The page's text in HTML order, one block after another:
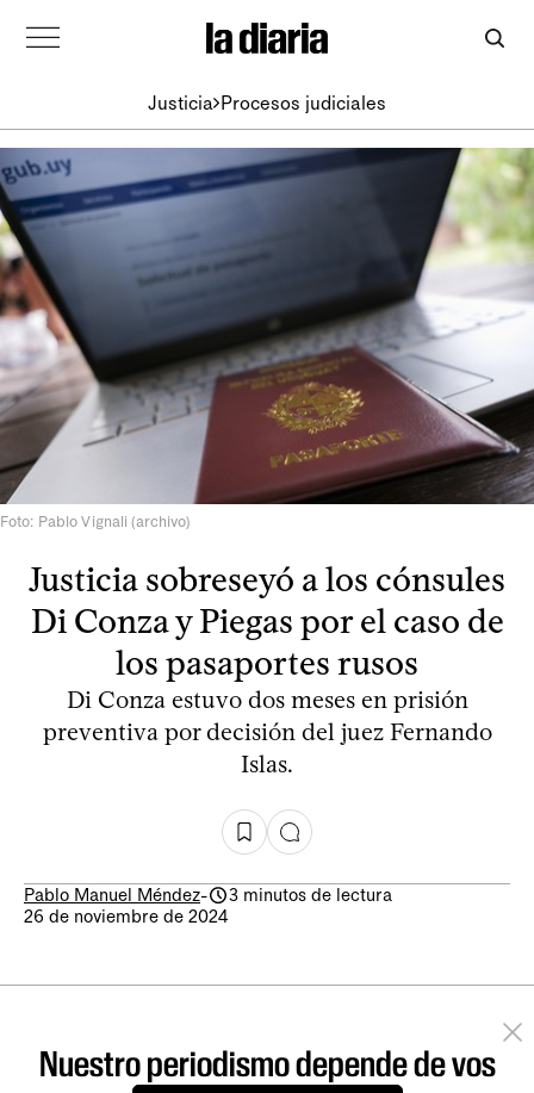
Justicia Procesos judiciales
Foto: Pablo Vignali (archivo)
Justicia sobreseyó a los cónsules
Di Conza y Piegas por el caso de
los pasaportes rusos
Di Conza estuvo dos meses en prisión
preventiva por decisión del juez Fernando
Islas.
Pablo Manuel Méndez-
3 minutos de lectura
26 de noviembre de 2024
Nuestro periodismo depende de vos